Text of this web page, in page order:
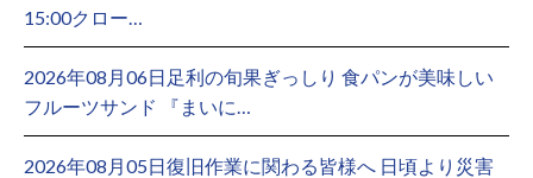
15:00クロー…
2026年08月06日足利の旬果ぎっしり 食パンが美味しい
フルーツサンド 『まいに…
2026年08月05日復旧作業に関わる皆様へ 日頃より災害